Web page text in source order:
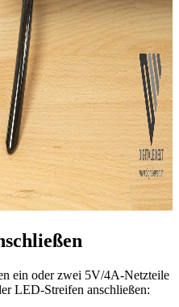
ein oder zwei 5V/4A-Netzteile
LED-Streifen anschließen: